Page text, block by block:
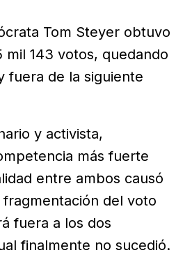
Tom Steyer obtuvo
mil 143 votos, quedando
fuera de la siguiente
y activista,
más fuerte
entre ambos causó
del voto
fuera a los dos
finalmente no sucedió.